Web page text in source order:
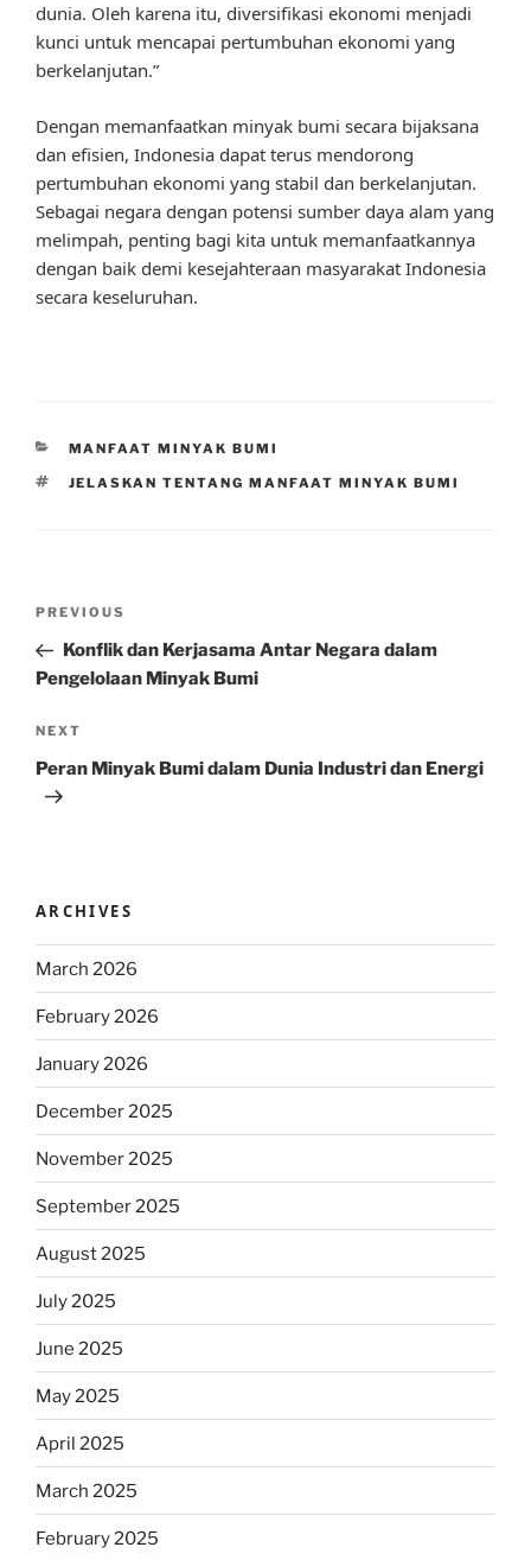
dunia. Oleh karena itu, diversifikasi ekonomi menjadi
kunci untuk mencapai pertumbuhan ekonomi yang
berkelanjutan.”
Dengan memanfaatkan minyak bumi secara bijaksana
dan efisien, Indonesia dapat terus mendorong
pertumbuhan ekonomi yang stabil dan berkelanjutan.
Sebagai negara dengan potensi sumber daya alam yang
melimpah, penting bagi kita untuk memanfaatkannya
dengan baik demi kesejahteraan masyarakat Indonesia
secara keseluruhan.
CATEGORIES
MANFAAT MINYAK BUMI
TAGS
JELASKAN TENTANG MANFAAT MINYAK BUMI
Previous
Post
PREVIOUS
Konflik dan Kerjasama Antar Negara dalam
Pengelolaan Minyak Bumi
Next
Post
NEXT
Peran Minyak Bumi dalam Dunia Industri dan Energi
ARCHIVES
March 2026
February 2026
January 2026
December 2025
November 2025
September 2025
August 2025
July 2025
June 2025
May 2025
April 2025
March 2025
February 2025